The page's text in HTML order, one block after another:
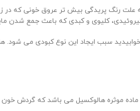
علت رنگ پریدگی بیش تر عروق خونی که در
کلیوی و کبدی که باعث جمع شدن
سبب ایجاد این نوع کبودی می
ماده موثره هالوکسیل می باشد که گردش